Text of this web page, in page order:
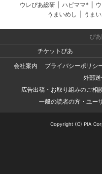
ウレぴあ総研 ハピママ*
うまいめし
うま
ぴ
チケットぴあ
会社案内
プライバシーポリシ
外部
広告出稿・お取り組みのご相
一般の読者の方・ユー
Copyright (C) PIA